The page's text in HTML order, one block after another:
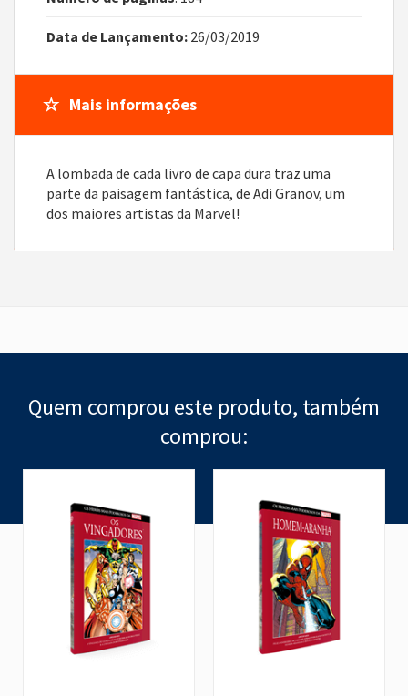
Data de Lançamento: 26/03/2019
Mais informações
A lombada de cada livro de capa dura traz uma
parte da paisagem fantástica, de Adi Granov, um
dos maiores artistas da Marvel!
Quem comprou este produto, também
comprou: